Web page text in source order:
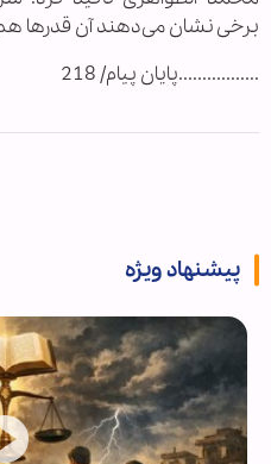
برخی نشان می‌دهند آن قدرها
.................پایان پیام/ 218
پیشنهاد ویژه